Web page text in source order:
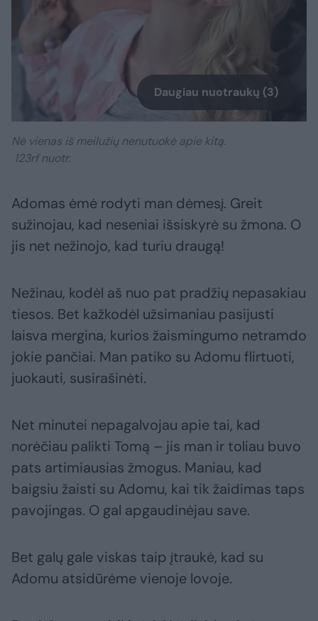
Daugiau nuotraukų (3)
Nė vienas iš meilužių nenutuokė apie kitą.
123rf nuotr.
Adomas ėmė rodyti man dėmesį. Greit
sužinojau, kad neseniai išsiskyrė su žmona. O
jis net nežinojo, kad turiu draugą!
Nežinau, kodėl aš nuo pat pradžių nepasakiau
tiesos. Bet kažkodėl užsimaniau pasijusti
laisva mergina, kurios žaismingumo netramdo
jokie pančiai. Man patiko su Adomu flirtuoti,
juokauti, susirašinėti.
Net minutei nepagalvojau apie tai, kad
norėčiau palikti Tomą – jis man ir toliau buvo
pats artimiausias žmogus. Maniau, kad
baigsiu žaisti su Adomu, kai tik žaidimas taps
pavojingas. O gal apgaudinėjau save.
Bet galų gale viskas taip įtraukė, kad su
Adomu atsidūrėme vienoje lovoje.